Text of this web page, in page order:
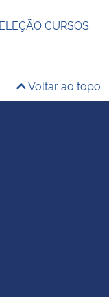
CURSOS
Voltar ao topo